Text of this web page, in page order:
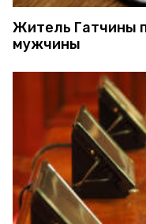
Житель Гатчины
мужчины